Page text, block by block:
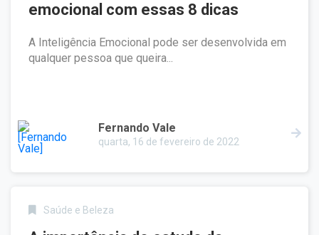
emocional com essas 8 dicas
A Inteligência Emocional pode ser desenvolvida em
qualquer pessoa que queira...
Fernando Vale
quarta, 16 de fevereiro de 2022
Saúde e Beleza